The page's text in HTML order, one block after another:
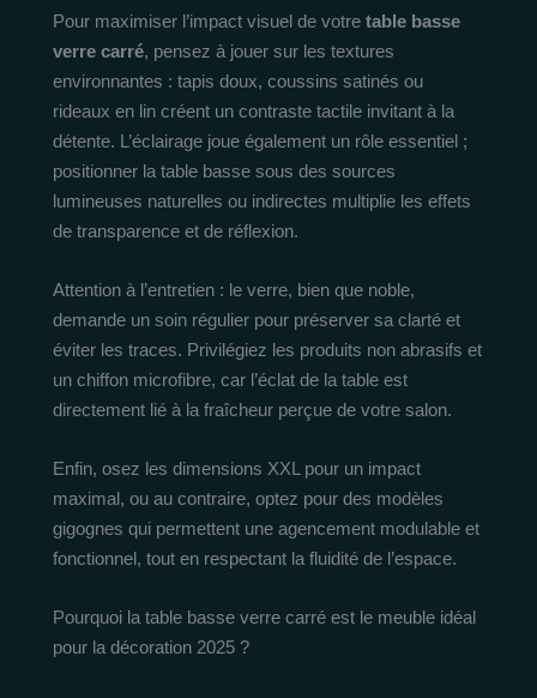
Pour maximiser l’impact visuel de votre table basse
verre carré, pensez à jouer sur les textures
environnantes : tapis doux, coussins satinés ou
rideaux en lin créent un contraste tactile invitant à la
détente. L’éclairage joue également un rôle essentiel ;
positionner la table basse sous des sources
lumineuses naturelles ou indirectes multiplie les effets
de transparence et de réflexion.
Attention à l’entretien : le verre, bien que noble,
demande un soin régulier pour préserver sa clarté et
éviter les traces. Privilégiez les produits non abrasifs et
un chiffon microfibre, car l’éclat de la table est
directement lié à la fraîcheur perçue de votre salon.
Enfin, osez les dimensions XXL pour un impact
maximal, ou au contraire, optez pour des modèles
gigognes qui permettent une agencement modulable et
fonctionnel, tout en respectant la fluidité de l’espace.
Pourquoi la table basse verre carré est le meuble idéal
pour la décoration 2025 ?